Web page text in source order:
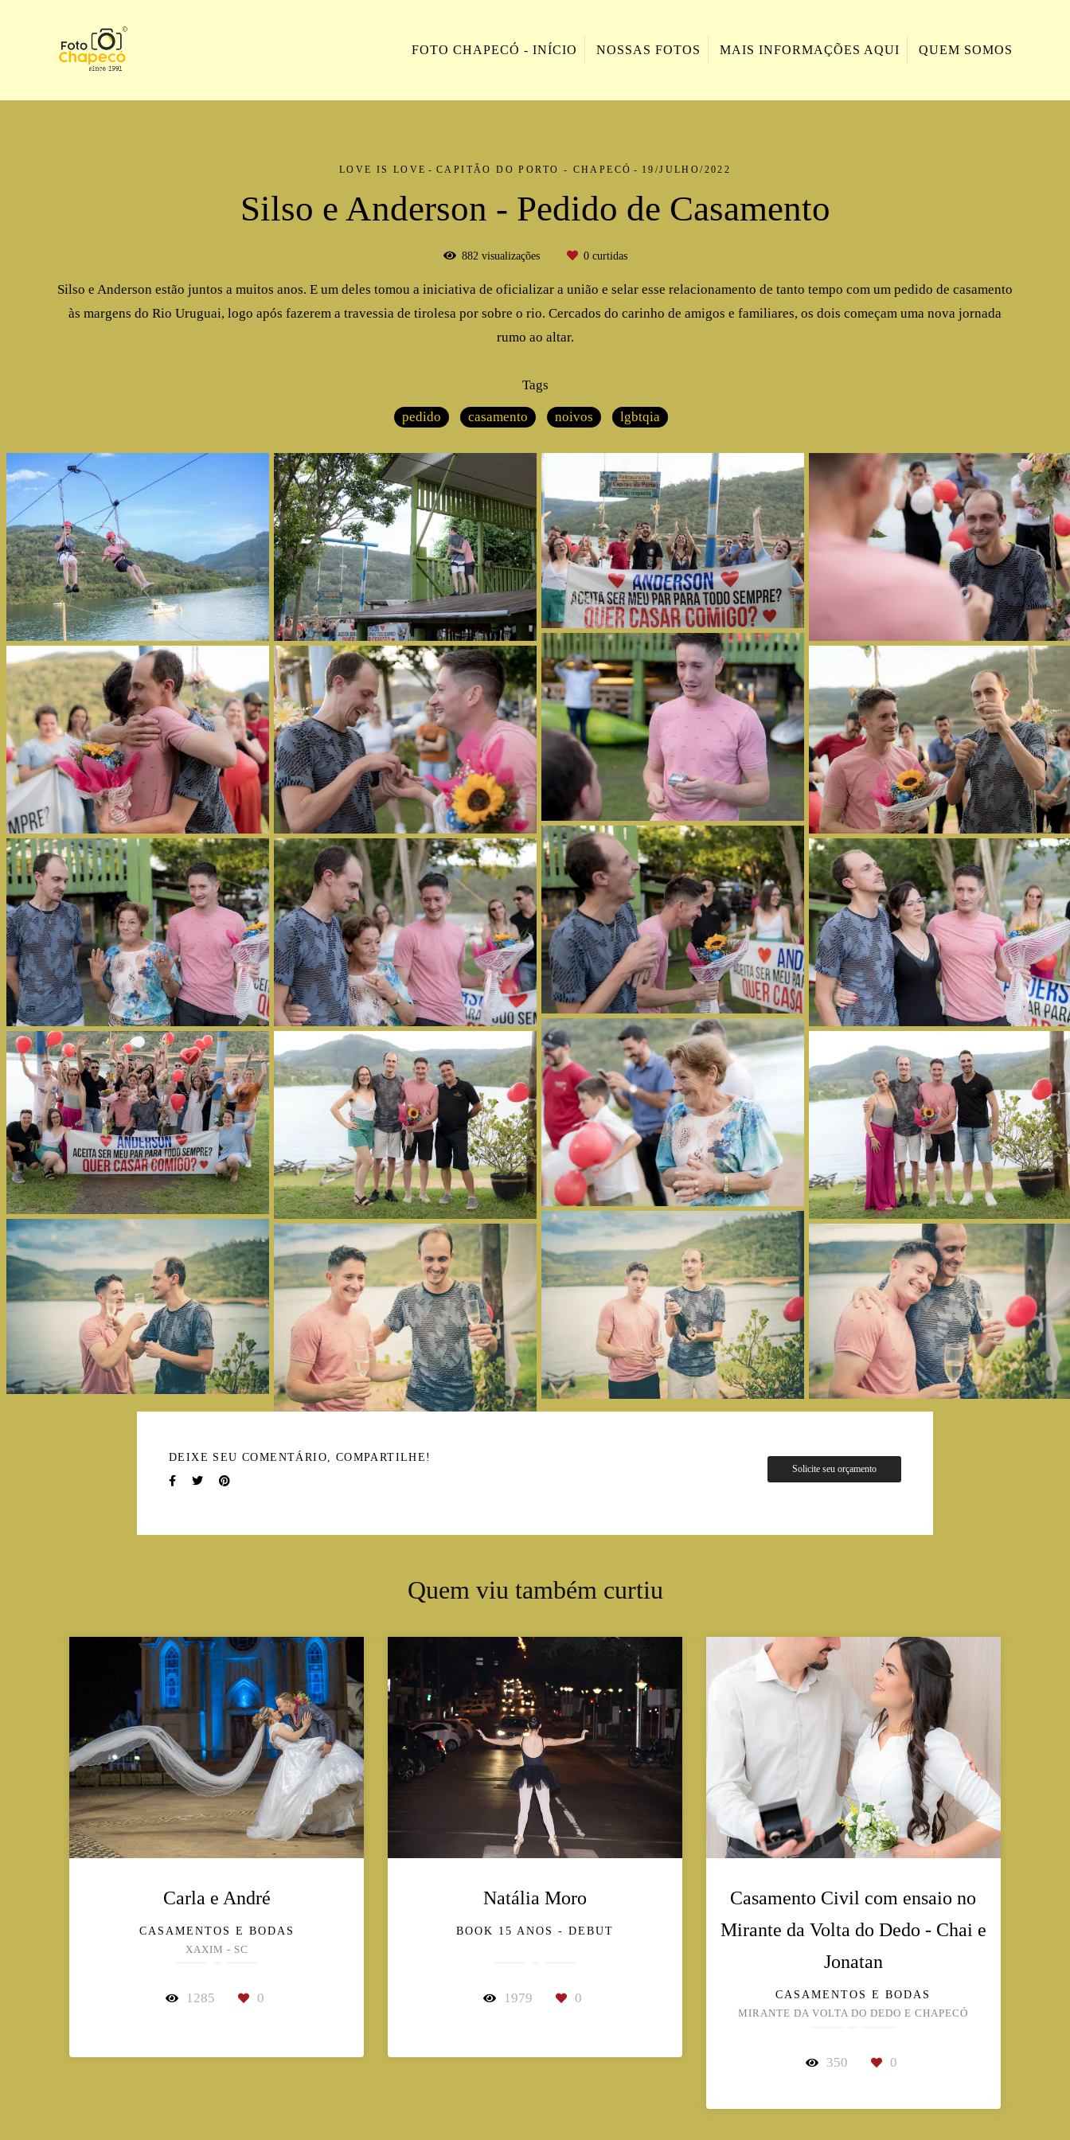
FOTO CHAPECÓ - INÍCIO NOSSAS FOTOS MAIS INFORMAÇÕES AQUI QUEM SOMOS
LOVE IS LOVE CAPITÃO DO PORTO - CHAPECÓ 19/JULHO/2022
Silso e Anderson - Pedido de Casamento
882visualizações 0curtidas
Silso e Anderson estão juntos a muitos anos. E um deles tomou a iniciativa de oficializar a união e selar esse relacionamento de tanto tempo com um pedido de casamento
às margens do Rio Uruguai, logo após fazerem a travessia de tirolesa por sobre o rio. Cercados do carinho de amigos e familiares, os dois começam uma nova jornada
rumo ao altar.
Tags
pedido casamento noivos lgbtqia
DEIXE SEU COMENTÁRIO, COMPARTILHE!
Solicite seu orçamento
Quem viu também curtiu
Carla e André
CASAMENTOS E BODAS
XAXIM - SC
1285 0
Natália Moro
BOOK 15 ANOS - DEBUT
1979 0
Casamento Civil com ensaio no
Mirante da Volta do Dedo - Chai e
Jonatan
CASAMENTOS E BODAS
MIRANTE DA VOLTA DO DEDO E CHAPECÓ
350 0